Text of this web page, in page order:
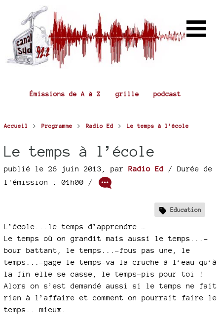
Émissions de A à Z grille podcast
Accueil > Programme > Radio Ed > Le temps à l’école
Le temps à l’école
publié le 26 juin 2013 par Radio Ed
/ Durée de
l'émission : 01h00 /
Education
L’école...le temps d’apprendre …
Le temps où on grandit mais aussi le temps...-
bour battant, le temps...-fous pas une, le
temps...-gage le temps-va la cruche à l’eau qu’à
la fin elle se casse, le temps-pis pour toi !
Alors on s’est demandé aussi si le temps ne fait
rien à l’affaire et comment on pourrait faire le
temps.. mieux.